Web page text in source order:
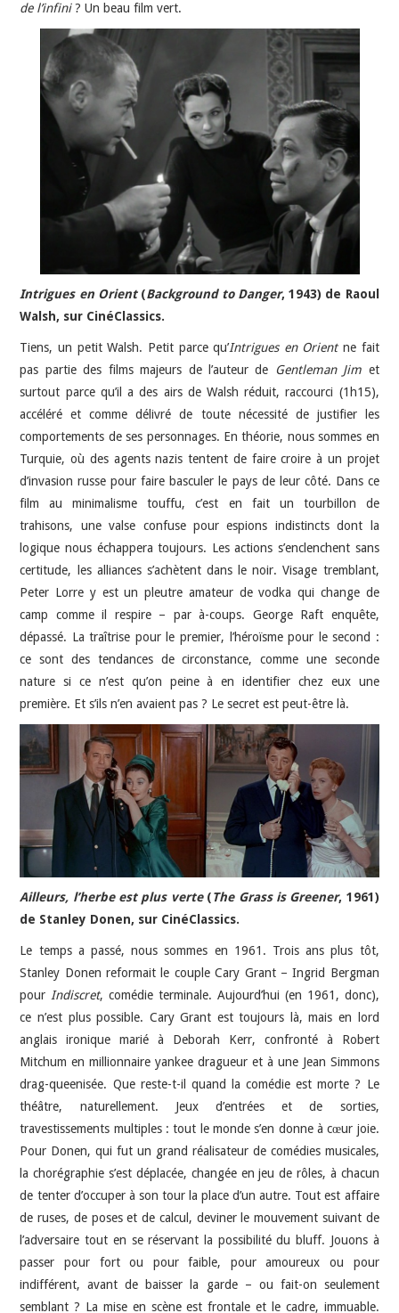
de l’infini? Un beau film vert.
Intrigues en Orient(Background to Danger, 1943) de Raoul
Walsh, sur CinéClassics.
Tiens, un petit Walsh. Petit parce qu’Intrigues en Orientne fait
pas partie des films majeurs de l’auteur de Gentleman Jim et
surtout parce qu’il a des airs de Walsh réduit, raccourci (1h15),
accéléré et comme délivré de toute nécessité de justifier les
comportements de ses personnages. En théorie, nous sommes en
Turquie, où des agents nazis tentent de faire croire à un projet
d’invasion russe pour faire basculer le pays de leur côté. Dans ce
film au minimalisme touffu, c’est en fait un tourbillon de
trahisons, une valse confuse pour espions indistincts dont la
logique nous échappera toujours. Les actions s’enclenchent sans
certitude, les alliances s’achètent dans le noir. Visage tremblant,
Peter Lorre y est un pleutre amateur de vodka qui change de
camp comme il respire – par à-coups. George Raft enquête,
dépassé. La traîtrise pour le premier, l’héroïsme pour le second :
ce sont des tendances de circonstance, comme une seconde
nature si ce n’est qu’on peine à en identifier chez eux une
première. Et s’ils n’en avaient pas ? Le secret est peut-être là.
Ailleurs, l’herbe est plus verte(The Grass is Greener, 1961)
de Stanley Donen, sur CinéClassics.
Le temps a passé, nous sommes en 1961. Trois ans plus tôt,
Stanley Donen reformait le couple Cary Grant – Ingrid Bergman
pour Indiscret, comédie terminale. Aujourd’hui (en 1961, donc),
ce n’est plus possible. Cary Grant est toujours là, mais en lord
anglais ironique marié à Deborah Kerr, confronté à Robert
Mitchum en millionnaire yankee dragueur et à une Jean Simmons
drag-queenisée. Que reste-t-il quand la comédie est morte ? Le
théâtre, naturellement. Jeux d’entrées et de sorties,
travestissements multiples : tout le monde s’en donne à cœur joie.
Pour Donen, qui fut un grand réalisateur de comédies musicales,
la chorégraphie s’est déplacée, changée en jeu de rôles, à chacun
de tenter d’occuper à son tour la place d’un autre. Tout est affaire
de ruses, de poses et de calcul, deviner le mouvement suivant de
l’adversaire tout en se réservant la possibilité du bluff. Jouons à
passer pour fort ou pour faible, pour amoureux ou pour
indifférent, avant de baisser la garde – ou fait-on seulement
semblant ? La mise en scène est frontale et le cadre, immuable.